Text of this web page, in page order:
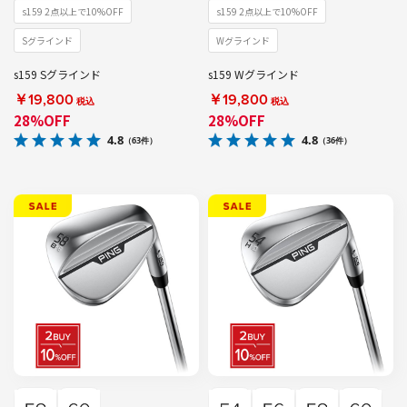
s159 2点以上で10%OFF
Sグラインド
s159 Sグラインド
￥19,800 税込
28%OFF
4.8 （63件）
s159 2点以上で10%OFF
Wグラインド
s159 Wグラインド
￥19,800 税込
28%OFF
4.8 （36件）